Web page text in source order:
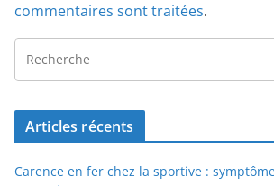
commentaires sont traitées.
Articles récents
Carence en fer chez la sportive :